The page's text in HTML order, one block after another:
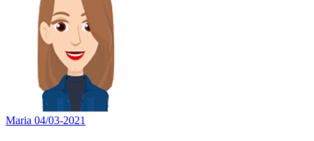
Maria 04/03-2021